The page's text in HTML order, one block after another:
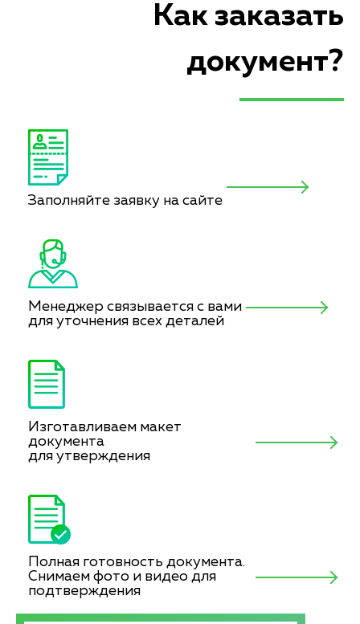
Как заказать
документ?
Заполняйте заявку на сайте
Менеджер связывается с вами
для уточнения всех деталей
Изготавливаем макет
документа
для утверждения
Полная готовность документа.
Снимаем фото и видео для
подтверждения